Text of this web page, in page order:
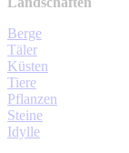
Berge
Täler
Küsten
Tiere
Pflanzen
Steine
Idylle